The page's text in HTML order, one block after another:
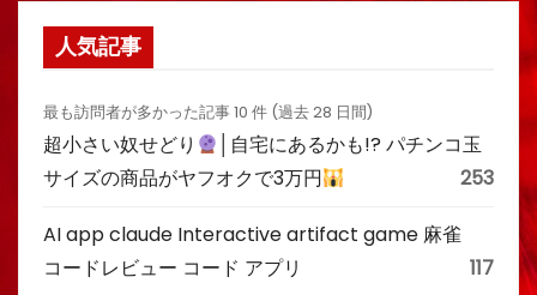
人気記事
最も訪問者が多かった記事 10 件 (過去 28 日間)
超小さい奴せどり
│自宅にあるかも!? パチンコ玉
サイズの商品がヤフオクで3万円
253
AI app claude Interactive artifact game 麻雀
コードレビュー コード アプリ
117